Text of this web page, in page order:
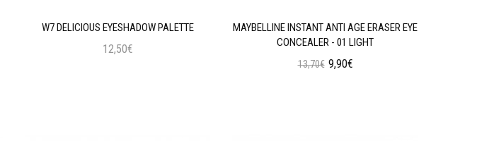
W7 DELICIOUS EYESHADOW PALETTE
12,50€
MAYBELLINE INSTANT ANTI AGE ERASER EYE
CONCEALER - 01 LIGHT
13,70€ 9,90€